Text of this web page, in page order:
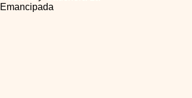
Emancipada